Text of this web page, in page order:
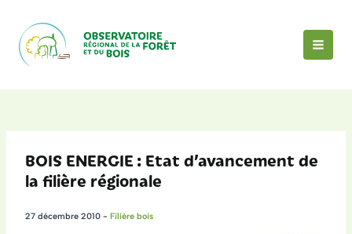
contenu
BOIS ENERGIE : Etat d’avancement de
la filière régionale
27 décembre 2010 - Filière bois